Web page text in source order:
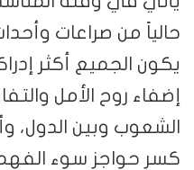
حالياً من صراعات
يكون الجميع أكثر
إضفاء روح الأمل
الشعوب وبين الدول،
كسر حواجز سوء